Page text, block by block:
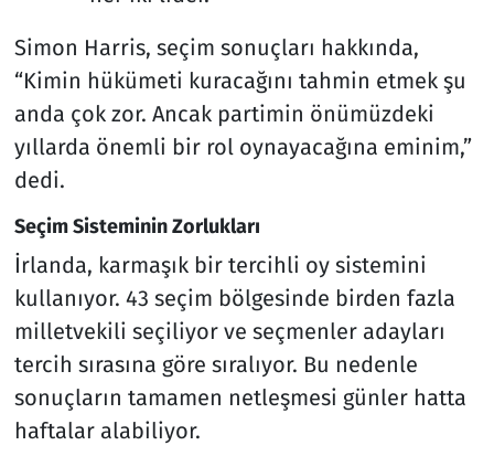
Simon Harris, seçim sonuçları hakkında,
“Kimin hükümeti kuracağını tahmin etmek şu
anda çok zor. Ancak partimin önümüzdeki
yıllarda önemli bir rol oynayacağına eminim,”
dedi.
Seçim Sisteminin Zorlukları
İrlanda, karmaşık bir tercihli oy sistemini
kullanıyor. 43 seçim bölgesinde birden fazla
milletvekili seçiliyor ve seçmenler adayları
tercih sırasına göre sıralıyor. Bu nedenle
sonuçların tamamen netleşmesi günler hatta
haftalar alabiliyor.